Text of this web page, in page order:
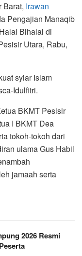
Barat, Irawan
Pengajian Manaqib
Bihalal di
Utara, Rabu,
syiar Islam
Idulfitri.
BKMT Pesisir
I BKMT Dea
tokoh-tokoh dari
ulama Gus Habil
jamaah serta
2026 Resmi